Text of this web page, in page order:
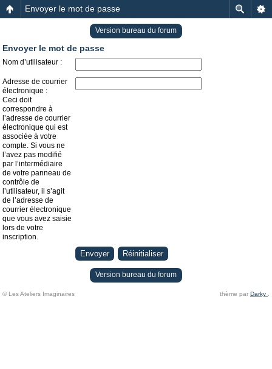
Envoyer le mot de passe
Version bureau du forum
Envoyer le mot de passe
Nom d’utilisateur :
Adresse de courrier
électronique :
Ceci doit
correspondre à
l’adresse de courrier
électronique qui est
associée à votre
compte. Si vous ne
l’avez pas modifié
par l’intermédiaire
de votre panneau de
contrôle de
l’utilisateur, il s’agit
de l’adresse de
courrier électronique
que vous avez saisie
lors de votre
inscription.
Version bureau du forum
© Les Ateliers Imaginaires thème par Darky